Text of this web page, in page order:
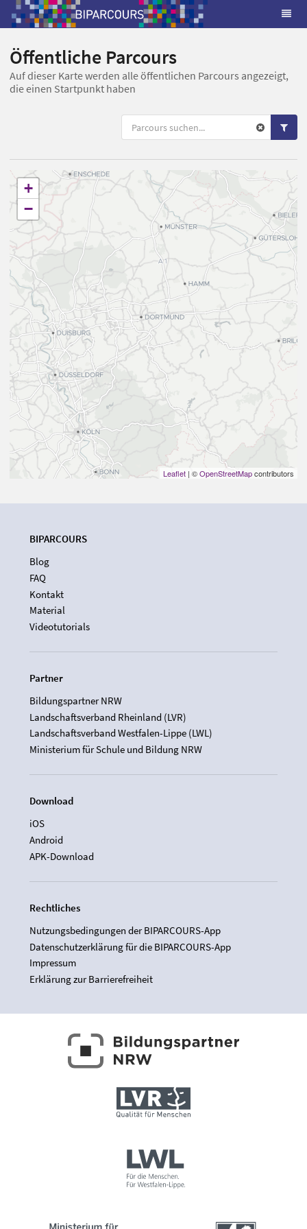
Öffentliche Parcours
Auf dieser Karte werden alle öffentlichen Parcours angezeigt,
die einen Startpunkt haben
+
−
Leaflet | ©OpenStreetMapcontributors
BIPARCOURS
Blog
FAQ
Kontakt
Material
Videotutorials
Partner
Bildungspartner NRW
Landschaftsverband Rheinland (LVR)
Landschaftsverband Westfalen-Lippe (LWL)
Ministerium für Schule und Bildung NRW
Download
iOS
Android
APK-Download
Rechtliches
Nutzungsbedingungen der BIPARCOURS-App
Datenschutzerklärung für die BIPARCOURS-App
Impressum
Erklärung zur Barrierefreiheit